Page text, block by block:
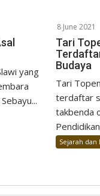
yang
8 June 2021
Tari
Budaya
Tari
terdaftar
takbenda
Sejarah dan